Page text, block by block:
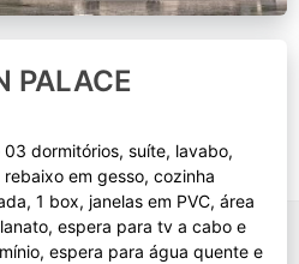
PALACE
dormitórios, suíte, lavabo,
em gesso, cozinha
1 box, janelas em PVC, área
espera para tv a cabo e
espera para água quente e